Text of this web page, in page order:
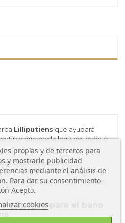
Lilliputiens que ayudará
durante la hora del baño o
el bañoayudará a
Anais la flamenca y todos sus
un exclusivo diseños de Anais,
Juegos para el baño
propias y de terceros para
y mostrarle publicidad
mediante el análisis de
Para dar su consentimiento
Acepto.
cookies